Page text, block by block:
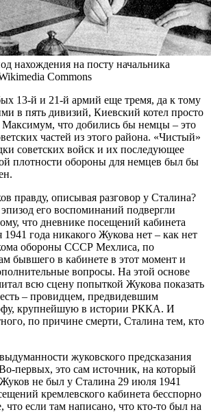
нахождения на посту начальника
Commons
13-й и 21-й армий еще тремя, да к тому
в пять дивизий, Киевский котел просто
Максимум, что добились бы немцы – это
частей из этого района. «Чистый»
советских войск и их последующее
плотности обороны для немцев был бы
правду, описывая разговор у Сталина?
его воспоминаний подвергли
что дневнике посещений кабинета
года никакого Жукова нет – как нет
обороны СССР Мехлиса, по
бывшего в кабинете в этот момент и
вопросы. На этой основе
всю сцену попыткой Жукова показать
– провидцем, предвидевшим
крупнейшую в истории РККА. И
по причине смерти, Сталина тем, кто
жуковского предсказания
первых, это сам источник, на который
не был у Сталина 29 июля 1941
кремлевского кабинета бесспорно
что если там написано, что кто-то был на